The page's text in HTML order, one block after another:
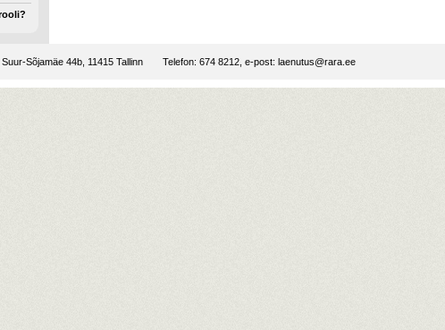
Suur-Sõjamäe 44b, 11415 Tallinn Telefon: 674 8212, e-post: laenutus@rara.ee